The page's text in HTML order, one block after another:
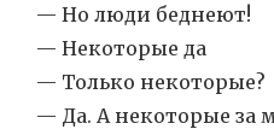
— Но люди беднеют!
— Некоторые да
— Только некоторые?
— Да. А некоторые за